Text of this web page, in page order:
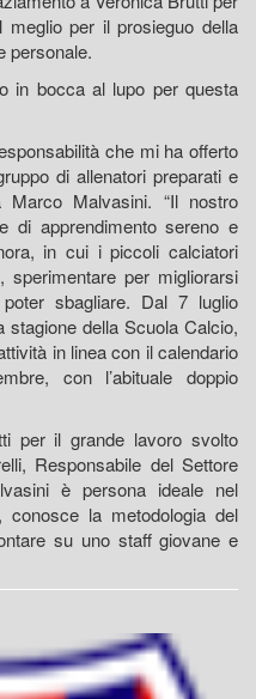
meglio per il prosieguo della
personale.
in bocca al lupo per questa
che mi ha offerto
di allenatori preparati e
Marco Malvasini. “Il nostro
di apprendimento sereno e
in cui i piccoli calciatori
sperimentare per migliorarsi
sbagliare. Dal 7 luglio
della Scuola Calcio,
in linea con il calendario
con l’abituale doppio
per il grande lavoro svolto
Responsabile del Settore
è persona ideale nel
conosce la metodologia del
su uno staff giovane e